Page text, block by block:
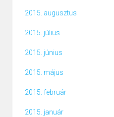
2015. augusztus
2015. július
2015. június
2015. május
2015. február
2015. január